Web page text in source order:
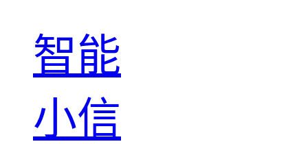
智能
小信